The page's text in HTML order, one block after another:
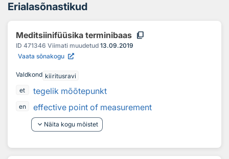
Erialasõnastikud
Meditsiinifüüsika terminibaas content_copy
ID 471346 Viimati muudetud 13.09.2019
Vaata sõnakogu
Valdkond kiiritusravi
et
tegelik mõõtepunkt
en
effective point of measurement
keyboard_arrow_down Näita kogu mõistet